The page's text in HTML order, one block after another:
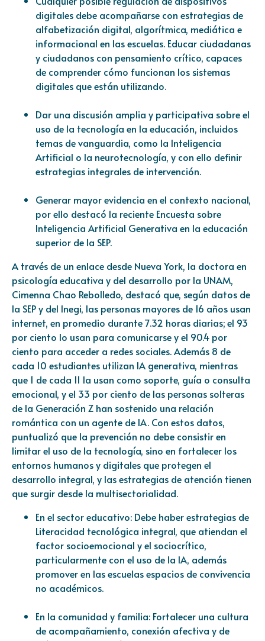
digitales debe acompañarse con estrategias de
alfabetización digital, algorítmica, mediática e
informacional en las escuelas. Educar ciudadanas
y ciudadanos con pensamiento crítico, capaces
de comprender cómo funcionan los sistemas
digitales que están utilizando.
Dar una discusión amplia y participativa sobre el
uso de la tecnología en la educación, incluidos
temas de vanguardia, como la Inteligencia
Artificial o la neurotecnología, y con ello definir
estrategias integrales de intervención.
Generar mayor evidencia en el contexto nacional,
por ello destacó la reciente Encuesta sobre
Inteligencia Artificial Generativa en la educación
superior de la SEP.
A través de un enlace desde Nueva York, la doctora en
psicología educativa y del desarrollo por la UNAM,
Cimenna Chao Rebolledo, destacó que, según datos de
la SEP y del Inegi, las personas mayores de 16 años usan
internet, en promedio durante 7.32 horas diarias; el 93
por ciento lo usan para comunicarse y el 90.4 por
ciento para acceder a redes sociales. Además 8 de
cada 10 estudiantes utilizan IA generativa, mientras
que 1 de cada 11 la usan como soporte, guía o consulta
emocional, y el 33 por ciento de las personas solteras
de la Generación Z han sostenido una relación
romántica con un agente de IA. Con estos datos,
puntualizó que la prevención no debe consistir en
limitar el uso de la tecnología, sino en fortalecer los
entornos humanos y digitales que protegen el
desarrollo integral, y las estrategias de atención tienen
que surgir desde la multisectorialidad.
En el sector educativo: Debe haber estrategias de
Literacidad tecnológica integral, que atiendan el
factor socioemocional y el sociocrítico,
particularmente con el uso de la IA, además
promover en las escuelas espacios de convivencia
no académicos.
En la comunidad y familia: Fortalecer una cultura
de acompañamiento, conexión afectiva y de